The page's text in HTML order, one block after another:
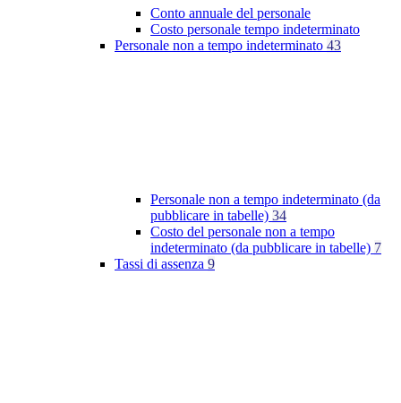
Conto annuale del personale
Costo personale tempo indeterminato
Personale non a tempo indeterminato 43
Personale non a tempo indeterminato (da
pubblicare in tabelle) 34
Costo del personale non a tempo
indeterminato (da pubblicare in tabelle) 7
Tassi di assenza 9